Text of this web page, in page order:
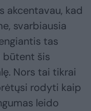
akcentavau, kad
svarbiausia
tas
būtent šis
Nors tai tikrai
rodyti kaip
leido